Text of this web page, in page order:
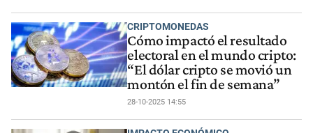
CRIPTOMONEDAS
Cómo impactó el resultado
electoral en el mundo cripto:
“El dólar cripto se movió un
montón el fin de semana”
28-10-2025 14:55